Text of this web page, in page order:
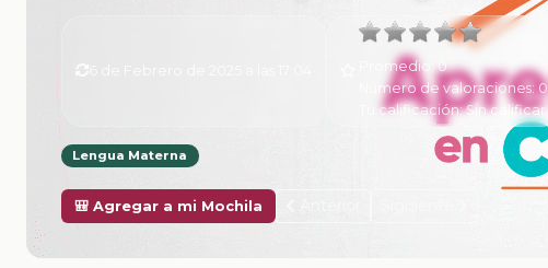
Promedio:0
Número de valoraciones: 0
Tu calificación:Sin calificar
Lengua Materna
🎒 Agregar a mi Mochila